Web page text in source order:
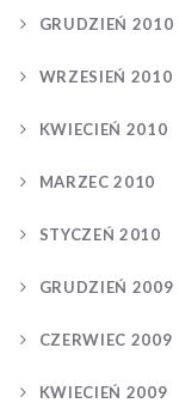
GRUDZIEŃ 2010
WRZESIEŃ 2010
KWIECIEŃ 2010
MARZEC 2010
STYCZEŃ 2010
GRUDZIEŃ 2009
CZERWIEC 2009
KWIECIEŃ 2009